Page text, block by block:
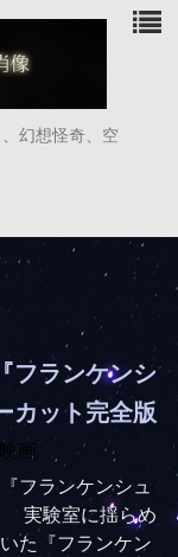
幻想怪奇、空
フランケンシ
カット完全版
映画
フランケンシュ
実験室に揺らめ
た『フランケン